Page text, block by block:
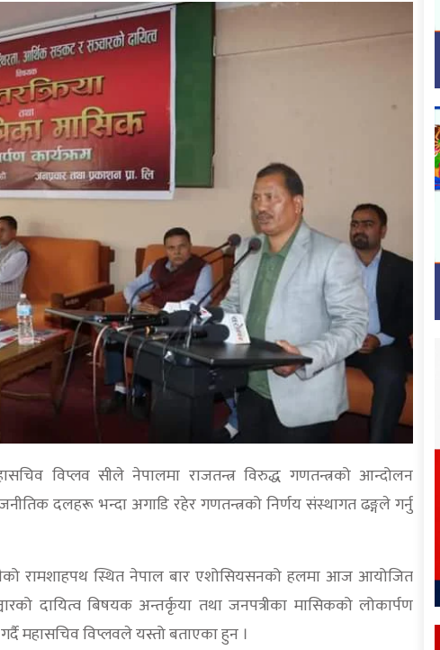
विप्लव सीले नेपालमा राजतन्त्र विरुद्ध गणतन्त्रको आन्दोलन
दलहरू भन्दा अगाडि रहेर गणतन्त्रको निर्णय संस्थागत ढङ्गले गर्नु
रामशाहपथ स्थित नेपाल बार एशोसियसनको हलमा आज आयोजित
दायित्व बिषयक अन्तर्कृया तथा जनपत्रीका मासिकको लोकार्पण
महासचिव विप्लवले यस्तो बताएका हुन ।